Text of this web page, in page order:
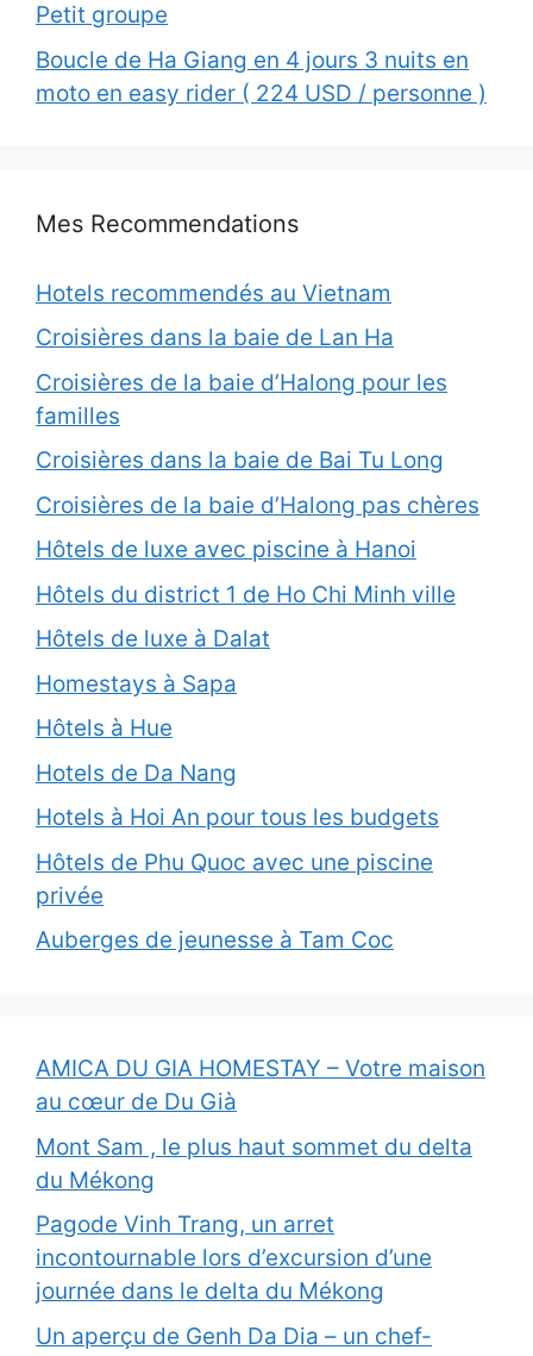
Petit groupe
Boucle de Ha Giang en 4 jours 3 nuits en
moto en easy rider ( 224 USD / personne )
Mes Recommendations
Hotels recommendés au Vietnam
Croisières dans la baie de Lan Ha
Croisières de la baie d’Halong pour les
familles
Croisières dans la baie de Bai Tu Long
Croisières de la baie d’Halong pas chères
Hôtels de luxe avec piscine à Hanoi
Hôtels du district 1 de Ho Chi Minh ville
Hôtels de luxe à Dalat
Homestays à Sapa
Hôtels à Hue
Hotels de Da Nang
Hotels à Hoi An pour tous les budgets
Hôtels de Phu Quoc avec une piscine
privée
Auberges de jeunesse à Tam Coc
AMICA DU GIA HOMESTAY – Votre maison
au cœur de Du Già
Mont Sam , le plus haut sommet du delta
du Mékong
Pagode Vinh Trang, un arret
incontournable lors d’excursion d’une
journée dans le delta du Mékong
Un aperçu de Genh Da Dia – un chef-